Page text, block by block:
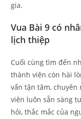
gia.
Vua Bài 9 có
lịch thiệp
Cuối cùng tìm đến
thành viên còn hài
vấn tận tâm,
viên luôn sẵn sàng
hỏi, thắc mắc của